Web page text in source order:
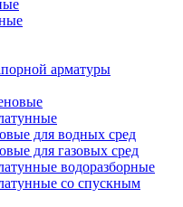
арматуры
для водных сред
для газовых сред
водоразборные
со спускным